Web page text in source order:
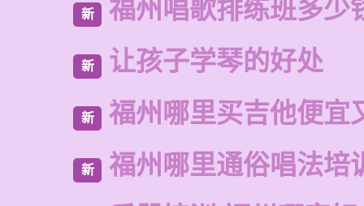
新 福州唱歌排练班多少
新 让孩子学琴的好处
新 福州哪里买吉他便宜
新 福州哪里通俗唱法培